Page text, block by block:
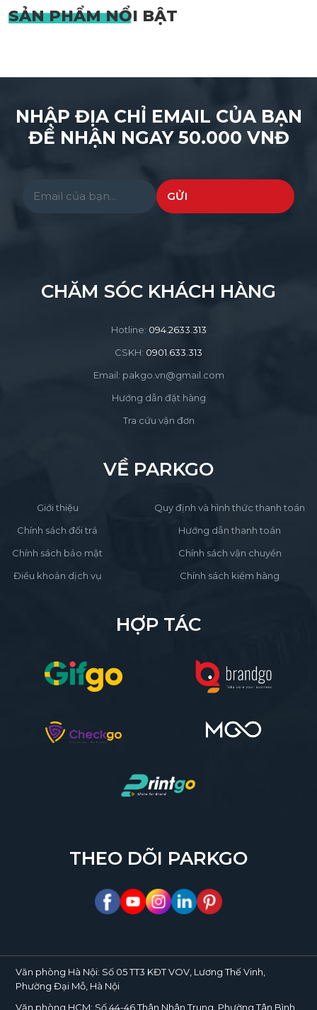
SẢN PHẨMNỔI BẬT
NHẬP ĐỊA CHỈ EMAIL CỦA BẠN
ĐỂ NHẬN NGAY 50.000 VNĐ
Please leave this field empty.
CHĂM SÓC KHÁCH HÀNG
Hotline: 094.2633.313
CSKH: 0901.633.313
Email: pakgo.vn@gmail.com
Hướng dẫn đặt hàng
Tra cứu vận đơn
VỀ PARKGO
Giới thiệu
Chính sách đổi trả
Chính sách bảo mật
Điều khoản dịch vụ
Quy định và hình thức thanh toán
Hướng dẫn thanh toán
Chính sách vận chuyển
Chính sách kiểm hàng
HỢP TÁC
THEO DÕI PARKGO
Văn phòng Hà Nội: Số 05 TT3 KĐT VOV, Lương Thế Vinh,
Phường Đại Mỗ, Hà Nội
Văn phòng HCM: Số 44-46 Thân Nhân Trung, Phường Tân Bình,